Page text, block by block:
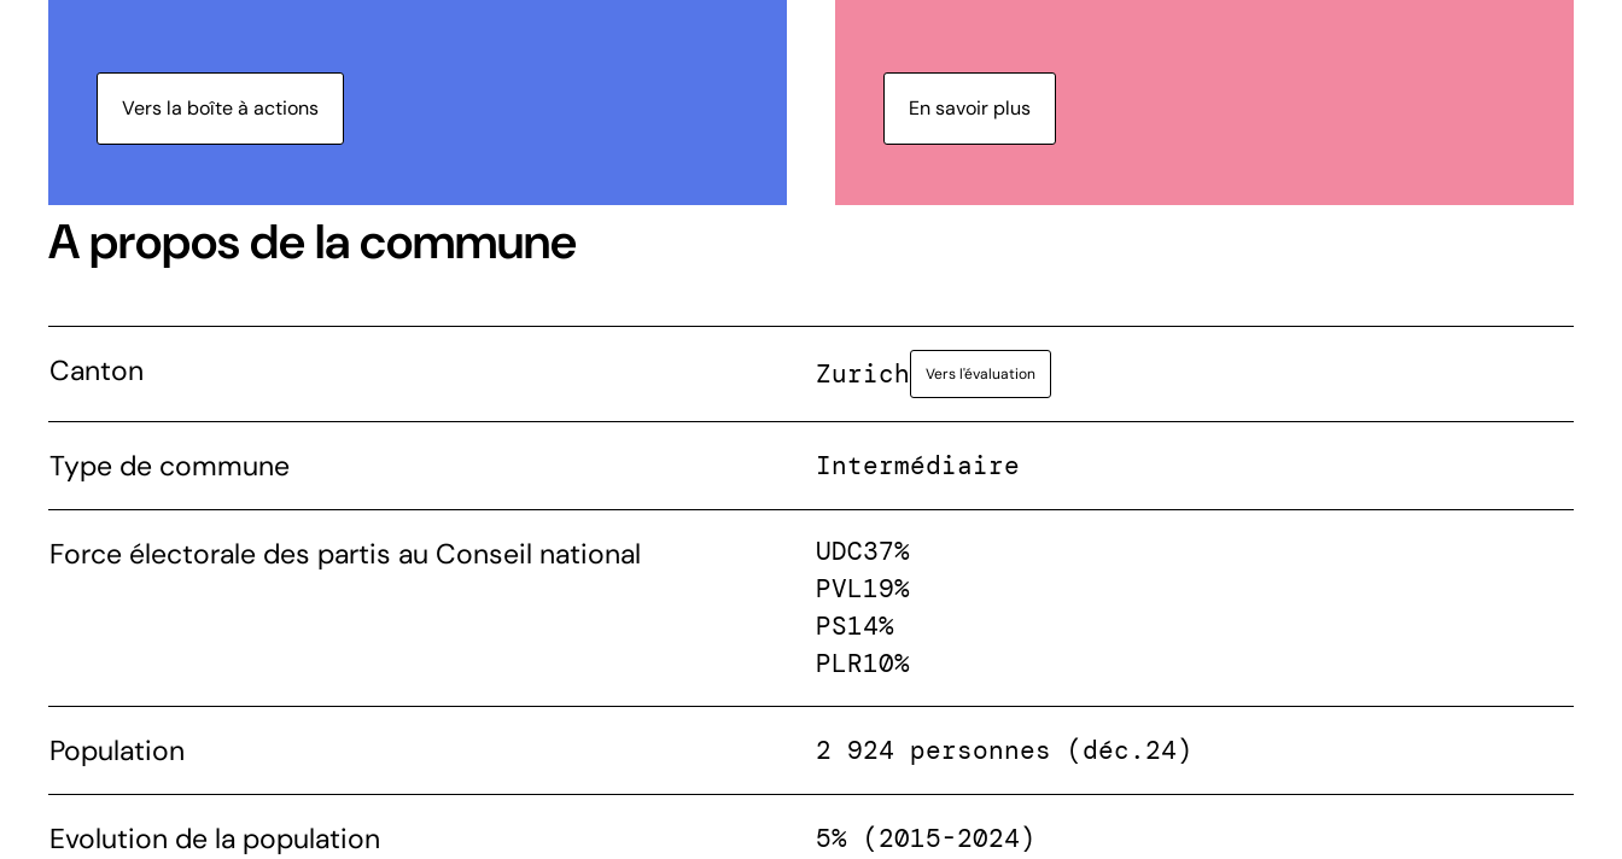
Vers la boîte à actions En savoir plus
A propos de la commune
Canton Zurich Vers l'évaluation
Type de commune Intermédiaire
Force électorale des partis au Conseil national UDC37%
PVL19%
PS14%
PLR10%
Population 2 924 personnes (déc.24)
Evolution de la population 5% (2015-2024)